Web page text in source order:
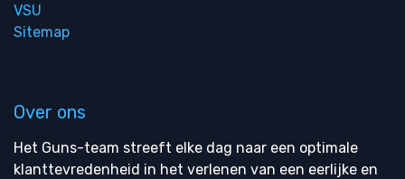
VSU
Sitemap
Over ons
Het Guns-team streeft elke dag naar een optimale
klanttevredenheid in het verlenen van een eerlijke en